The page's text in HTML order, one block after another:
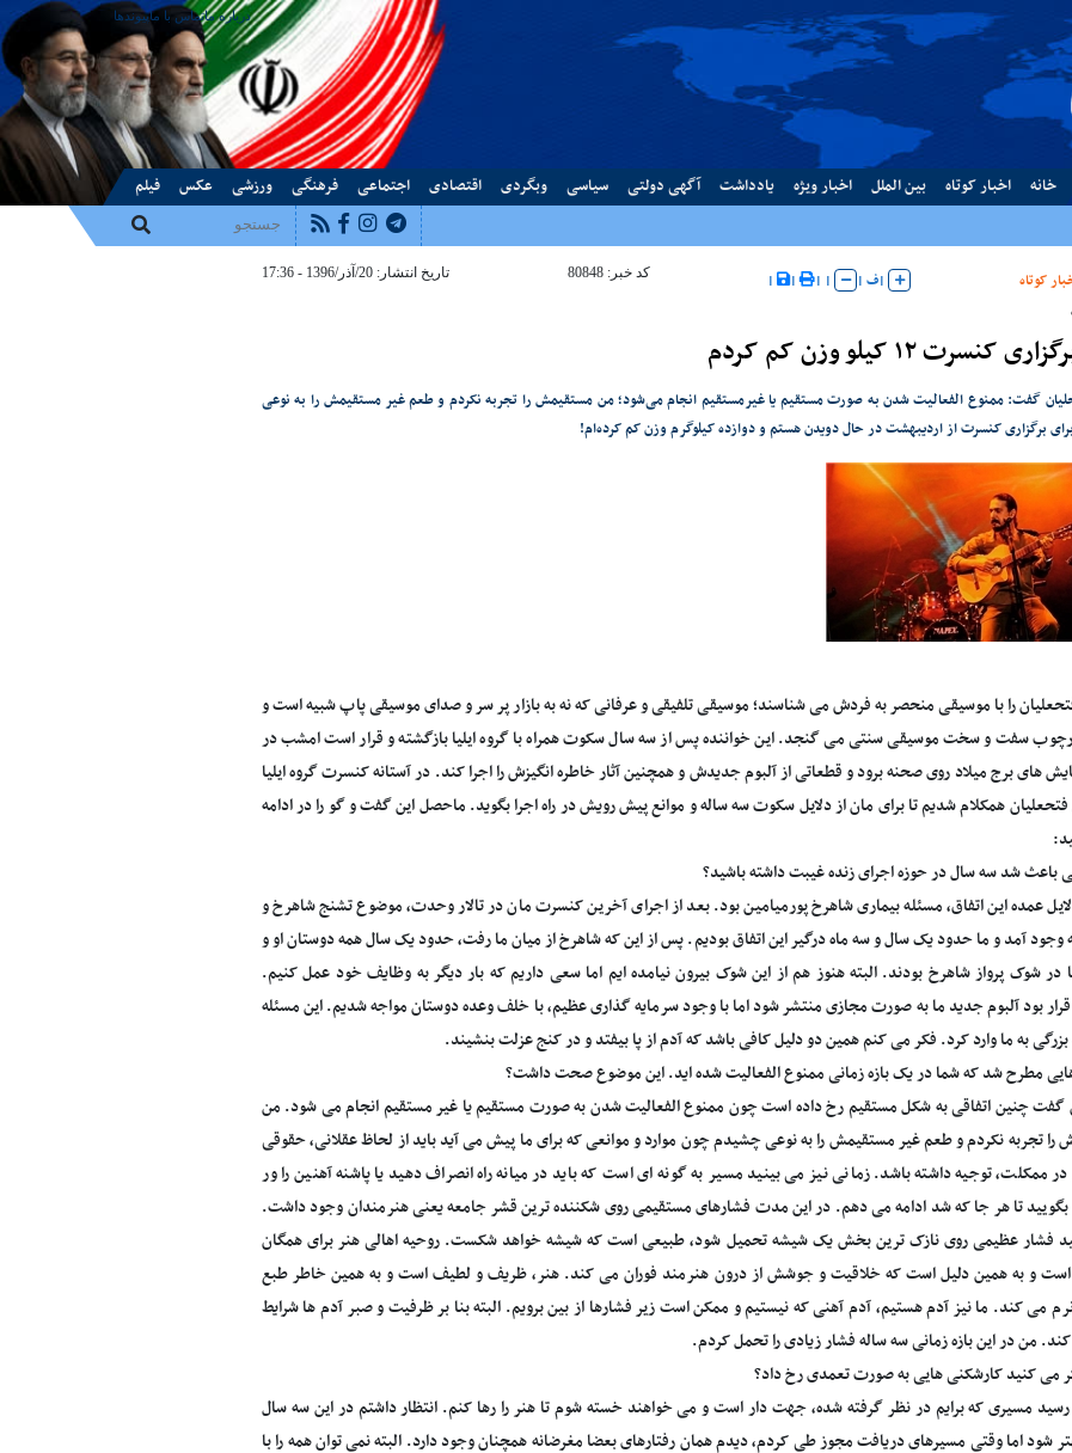
درباره ماتماس با ماپیوندها
خانه اخبار کوتاه بین الملل اخبار ویژه یادداشت آگهی دولتی سیاسی وبگردی اقتصادی اجتماعی فرهنگی ورزشی عکس فیلم
کوتاه |ف|
|
|
|
| کد خبر: 80848 تاریخ انتشار: 20/آذر/1396 - 17:36
کنسرت ۱۲ کیلو وزن کم کردم
گفت: ممنوع الفعالیت شدن به صورت مستقیم یا غیرمستقیم انجام می‌شود؛ من مستقیمش را تجربه نکردم و طعم غیر مستقیمش را به نوعی
برگزاری کنسرت از اردیبهشت در حال دویدن هستم و دوازده کیلوگرم وزن کم کرده‌ام!
را با موسیقی منحصر به فردش می شناسند؛ موسیقی تلفیقی و عرفانی که نه به بازار پر سر و صدای موسیقی پاپ شبیه است و
سفت و سخت موسیقی سنتی می گنجد. این خواننده پس از سه سال سکوت همراه با گروه ایلیا بازگشته و قرار است امشب در
های برج میلاد روی صحنه برود و قطعاتی از آلبوم جدیدش و همچنین آثار خاطره انگیزش را اجرا کند. در آستانه کنسرت گروه ایلیا
فتحعلیان همکلام شدیم تا برای مان از دلایل سکوت سه ساله و موانع پیش رویش در راه اجرا بگوید. ماحصل این گفت و گو را در ادامه
باعث شد سه سال در حوزه اجرای زنده غیبت داشته باشید؟
عمده این اتفاق، مسئله بیماری شاهرخ پورمیامین بود. بعد از اجرای آخرین کنسرت مان در تالار وحدت، موضوع تشنج شاهرخ و
وجود آمد و ما حدود یک سال و سه ماه درگیر این اتفاق بودیم. پس از این که شاهرخ از میان ما رفت، حدود یک سال همه دوستان او و
در شوک پرواز شاهرخ بودند. البته هنوز هم از این شوک بیرون نیامده ایم اما سعی داریم که بار دیگر به وظایف خود عمل کنیم.
بود آلبوم جدید ما به صورت مجازی منتشر شود اما با وجود سرمایه گذاری عظیم، با خلف وعده دوستان مواجه شدیم. این مسئله
به ما وارد کرد. فکر می کنم همین دو دلیل کافی باشد که آدم از پا بیفتد و در کنج عزلت بنشیند.
مطرح شد که شما در یک بازه زمانی ممنوع الفعالیت شده اید. این موضوع صحت داشت؟
گفت چنین اتفاقی به شکل مستقیم رخ داده است چون ممنوع الفعالیت شدن به صورت مستقیم یا غیر مستقیم انجام می شود. من
را تجربه نکردم و طعم غیر مستقیمش را به نوعی چشیدم چون موارد و موانعی که برای ما پیش می آید باید از لحاظ عقلانی، حقوقی
در ممکلت، توجیه داشته باشد. زمانی نیز می بینید مسیر به گونه ای است که باید در میانه راه انصراف دهید یا پاشنه آهنین را ور
تا هر جا که شد ادامه می دهم. در این مدت فشارهای مستقیمی روی شکننده ترین قشر جامعه یعنی هنرمندان وجود داشت.
فشار عظیمی روی نازک ترین بخش یک شیشه تحمیل شود، طبیعی است که شیشه خواهد شکست. روحیه اهالی هنر برای همگان
و به همین دلیل است که خلاقیت و جوشش از درون هنرمند فوران می کند. هنر، ظریف و لطیف است و به همین خاطر طبع
می کند. ما نیز آدم هستیم، آدم آهنی که نیستیم و ممکن است زیر فشارها از بین برویم. البته بنا بر ظرفیت و صبر آدم ها شرایط
من در این بازه زمانی سه ساله فشار زیادی را تحمل کردم.
می کنید کارشکنی هایی به صورت تعمدی رخ داد؟
مسیری که برایم در نظر گرفته شده، جهت دار است و می خواهند خسته شوم تا هنر را رها کنم. انتظار داشتم در این سه سال
شود اما وقتی مسیرهای دریافت مجوز طی کردم، دیدم همان رفتارهای بعضا مغرضانه همچنان وجود دارد. البته نمی توان همه را با